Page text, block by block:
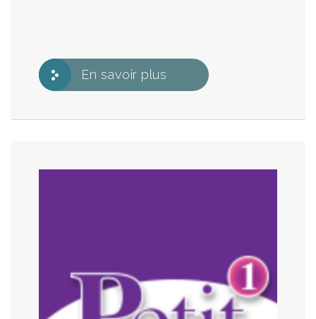
En savoir plus